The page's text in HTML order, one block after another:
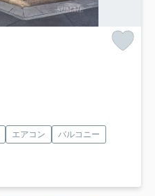
エアコン
バルコニー